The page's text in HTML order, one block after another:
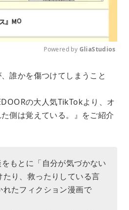
u
e
Powered by GliaStudios
誰かを傷つけてしまうこと
の大人気TikTokより、オ
側は覚えている。』をご紹介
もとに「自分が気づかない
たり、救ったりしている言
たフィクション漫画で